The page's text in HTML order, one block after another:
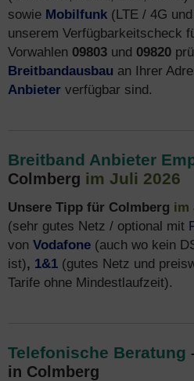
sowie Mobilfunk (LTE / 4G
unserem Verfügbarkeitscheck
Vorwahlen 09803 und 09820
Breitbandausbau an Ihrer
Anbieter verfügbar sind.
Breitband Anbieter
Colmberg im Juli 2026
Unsere Tipp für Colmberg im
(sehr gutes Netz / optional mit
von Vodafone (auch wo kein
ist), 1&1 (gutes Netz und
Tarife ohne Mindestlaufzeit).
Telefonische Beratung
in Colmberg